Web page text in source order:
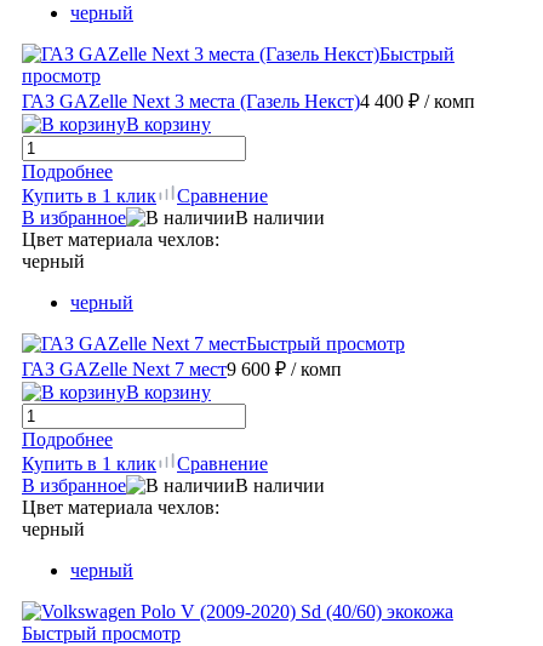
черный
Быстрый
просмотр
ГАЗ GAZelle Next 3 места (Газель Некст)4 400 ₽ / комп
В корзину
Подробнее
Купить в 1 клик
Сравнение
В избранное
В наличии
Цвет материала чехлов:
черный
черный
Быстрый просмотр
ГАЗ GAZelle Next 7 мест9 600 ₽ / комп
В корзину
Подробнее
Купить в 1 клик
Сравнение
В избранное
В наличии
Цвет материала чехлов:
черный
черный
Быстрый просмотр